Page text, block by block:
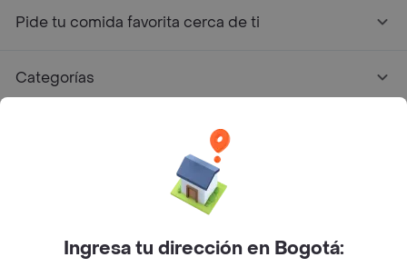
Pide tu comida favorita cerca de ti
Categorías
Facebook
Twitter
Instagram
Ingresa tu dirección en Bogotá: